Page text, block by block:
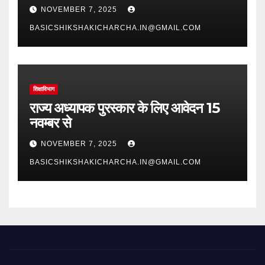
NOVEMBER 7, 2025
BASICSHIKSHAKICHARCHA.IN@GMAIL.COM
शिक्षाविभाग
राज्य अध्यापक पुरस्कार के लिए आवेदन 15
नवम्बर से
NOVEMBER 7, 2025
BASICSHIKSHAKICHARCHA.IN@GMAIL.COM